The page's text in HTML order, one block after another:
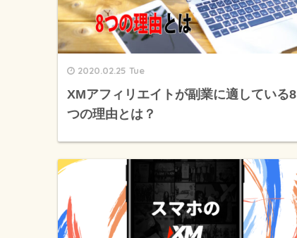
2020.02.25 Tue
XMアフィリエイトが副業に適している8
つの理由とは？